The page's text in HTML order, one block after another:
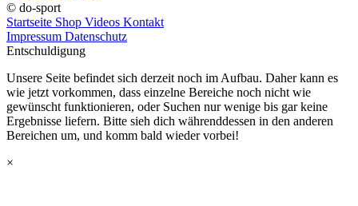
© do-sport
Startseite Shop Videos Kontakt
Impressum Datenschutz
Entschuldigung
Unsere Seite befindet sich derzeit noch im Aufbau. Daher kann es
wie jetzt vorkommen, dass einzelne Bereiche noch nicht wie
gewünscht funktionieren, oder Suchen nur wenige bis gar keine
Ergebnisse liefern. Bitte sieh dich währenddessen in den anderen
Bereichen um, und komm bald wieder vorbei!
×